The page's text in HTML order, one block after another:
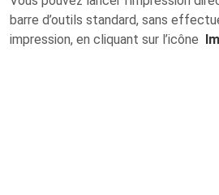
barre d’outils standard, sans
impression, en cliquant sur l’icône